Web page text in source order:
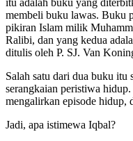
membeli buku lawas. Buku
pikiran Islam milik
Ralibi, dan yang kedua
ditulis oleh P. SJ. Van
Salah satu dari dua buku itu
serangkaian peristiwa
mengalirkan episode hidup,
Jadi, apa istimewa Iqbal?